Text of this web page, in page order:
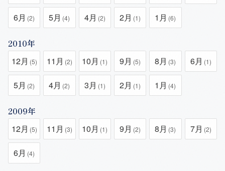
6月 (2) 5月 (4) 4月 (2) 2月 (1) 1月 (6)
2010年
12月 (5) 11月 (2) 10月 (1) 9月 (5) 8月 (3) 6月 (1)
5月 (2) 4月 (2) 3月 (1) 2月 (1) 1月 (4)
2009年
12月 (5) 11月 (3) 10月 (1) 9月 (2) 8月 (3) 7月 (2)
6月 (4)